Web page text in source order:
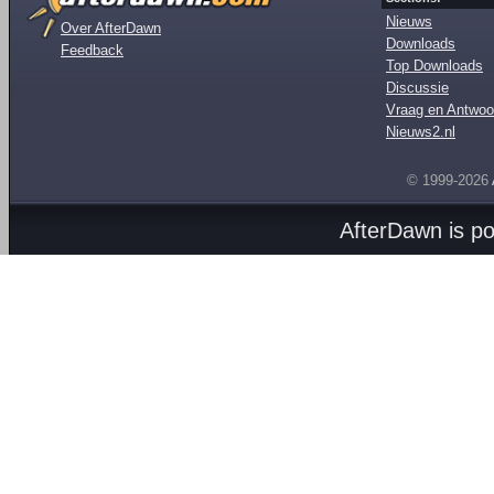
Over AfterDawn
Feedback
Nieuws
Downloads
Top Downloads
Discussie
Vraag en
Nieuws2.nl
© 1999-2026
AfterDawn is